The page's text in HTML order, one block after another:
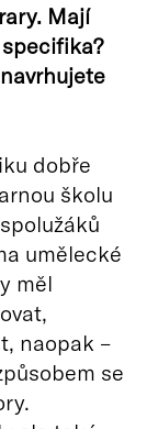
Mají
dobře
školu
umělecké
měl
naopak –
se